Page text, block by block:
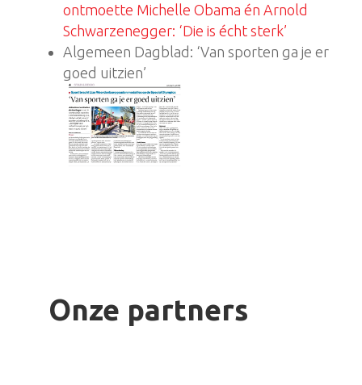
ontmoette Michelle Obama én Arnold
Schwarzenegger: ‘Die is écht sterk’
Algemeen Dagblad: ‘Van sporten ga je er
goed uitzien’
Onze partners